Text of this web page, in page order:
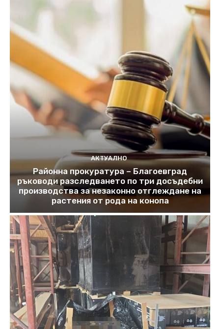
АКТУАЛНО
Районна прокуратура – Благоевград
ръководи разследването по три досъдебни
производства за незаконно отглеждане на
растения от рода на конопа